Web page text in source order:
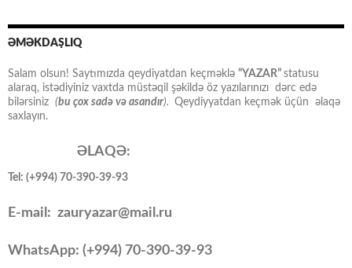
ƏMƏKDAŞLIQ
Salam olsun! Saytımızda qeydiyatdan keçməklə “YAZAR” statusu
alaraq, istədiyiniz vaxtda müstəqil şəkildə öz yazılarınızı dərc edə
bilərsiniz (bu çox sadə və asandır). Qeydiyyatdan keçmək üçün əlaqə
saxlayın.
ƏLAQƏ:
Tel: (+994) 70-390-39-93
E-mail: zauryazar@mail.ru
WhatsApp: (+994) 70-390-39-93